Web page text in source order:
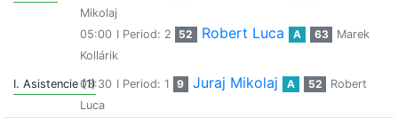
Mikolaj
05:00 I Period: 2 52 Robert Luca A 63
Marek
Kollárik
I. Asistencie (1)03:30 I Period: 1 9 Juraj Mikolaj A 52
Robert
Luca